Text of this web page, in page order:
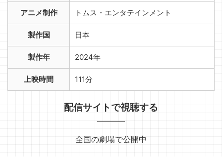
アニメ制作 トムス・エンタテインメント
製作国 日本
製作年 2024年
上映時間 111分
配信サイトで視聴する
全国の劇場で公開中